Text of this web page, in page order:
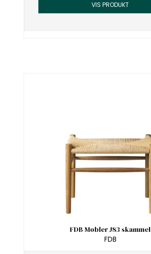
VIS PRODUKT
FDB Møbler J83 skammel
FDB